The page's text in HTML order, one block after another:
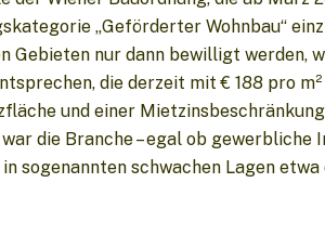
„Geförderter Wohnbau“
Gebieten nur dann bewilligt werden,
die derzeit mit € 188 pro m²
und einer
die Branche – egal ob gewerbliche
sogenannten schwachen Lagen etwa